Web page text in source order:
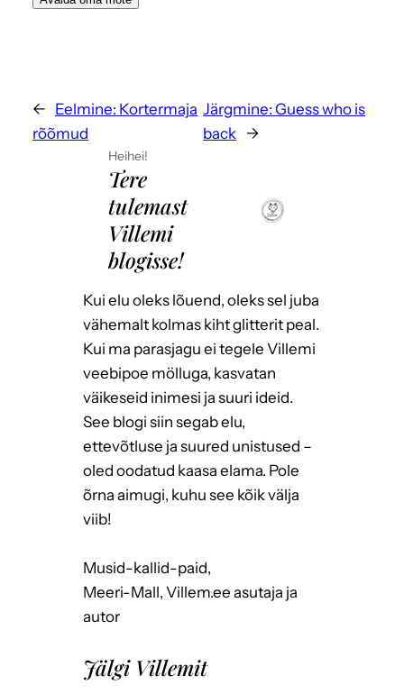
← Eelmine: Kortermaja
rõõmud
Järgmine: Guess who is
back →
Heihei!
Tere
tulemast
Villemi
blogisse!
Kui elu oleks lõuend, oleks sel juba
vähemalt kolmas kiht glitterit peal.
Kui ma parasjagu ei tegele Villemi
veebipoe mölluga, kasvatan
väikeseid inimesi ja suuri ideid.
See blogi siin segab elu,
ettevõtluse ja suured unistused –
oled oodatud kaasa elama. Pole
õrna aimugi, kuhu see kõik välja
viib!
Musid-kallid-paid,
Meeri-Mall, Villem.ee asutaja ja
autor
Jälgi Villemit